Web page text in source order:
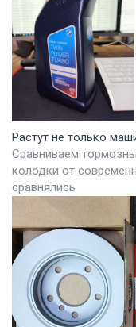
Растут не только
Сравниваем
колодки от
сравнялись